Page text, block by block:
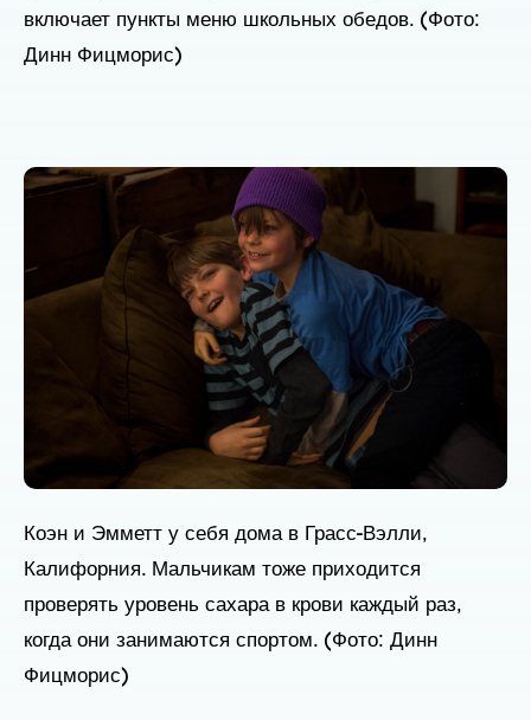
включает пункты меню школьных обедов. (Фото:
Динн Фицморис)
Коэн и Эмметт у себя дома в Грасс-Вэлли,
Калифорния. Мальчикам тоже приходится
проверять уровень сахара в крови каждый раз,
когда они занимаются спортом. (Фото: Динн
Фицморис)